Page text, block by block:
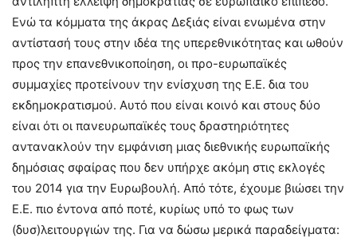
Ενώ τα κόμματα της άκρας Δεξιάς είναι ενωμένα στην
αντίστασή τους στην ιδέα της υπερεθνικότητας και ωθούν
προς την επανεθνικοποίηση, οι προ-ευρωπαϊκές
συμμαχίες προτείνουν την ενίσχυση της Ε.Ε. δια του
εκδημοκρατισμού. Αυτό που είναι κοινό και στους δύο
είναι ότι οι πανευρωπαϊκές τους δραστηριότητες
αντανακλούν την εμφάνιση μιας διεθνικής ευρωπαϊκής
δημόσιας σφαίρας που δεν υπήρχε ακόμη στις εκλογές
του 2014 για την Ευρωβουλή. Από τότε, έχουμε βιώσει την
Ε.Ε. πιο έντονα από ποτέ, κυρίως υπό το φως των
(δυσ)λειτουργιών της. Για να δώσω μερικά παραδείγματα: